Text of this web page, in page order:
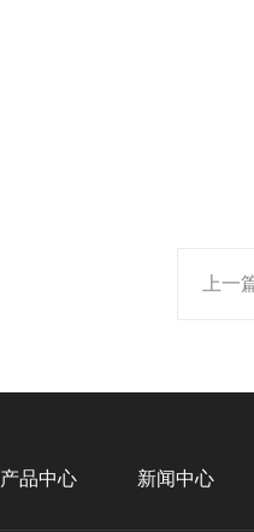
上一
产品中心 新闻中心